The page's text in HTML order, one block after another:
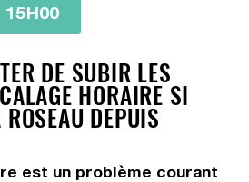
15H00
DE SUBIR LES
HORAIRE SI
DEPUIS
est un problème courant